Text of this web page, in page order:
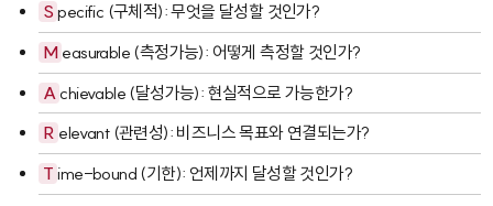
S pecific (구체적): 무엇을 달성할 것인가?
M easurable (측정가능): 어떻게 측정할 것인가?
A chievable (달성가능): 현실적으로 가능한가?
R elevant (관련성): 비즈니스 목표와 연결되는가?
T ime-bound (기한): 언제까지 달성할 것인가?